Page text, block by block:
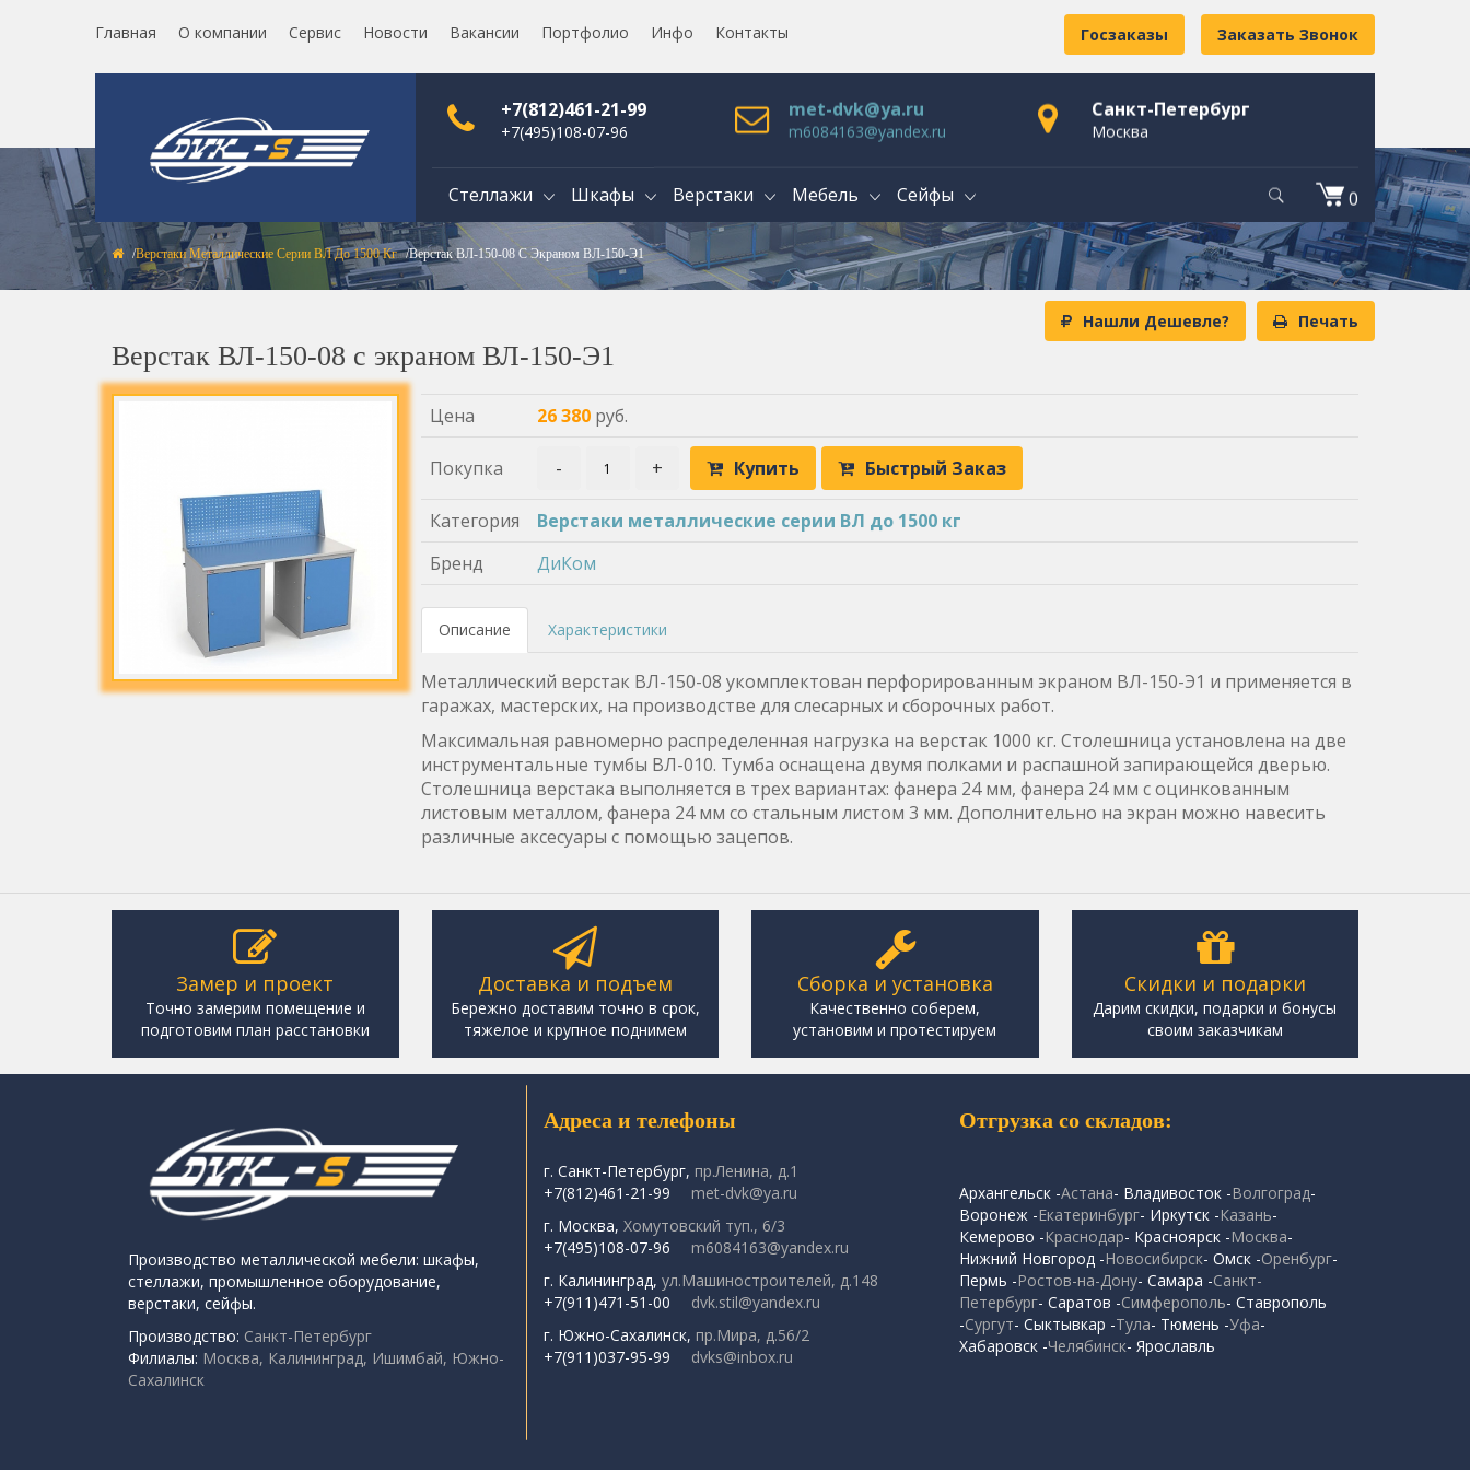
Главная О компании Сервис Новости Вакансии Портфолио Инфо Контакты Заказать Звонок
Госзаказы
+7(812)461-21-99
+7(495)108-07-96
met-dvk@ya.ru
m6084163@yandex.ru
Санкт-Петербург
Москва
Стеллажи Шкафы Верстаки Мебель Сейфы 0
Верстаки Металлические Серии ВЛ До 1500 Кг Верстак ВЛ-150-08 С Экраном ВЛ-150-Э1
Печать
Нашли Дешевле?
Верстак ВЛ-150-08 с экраном ВЛ-150-Э1
Цена 26 380руб.
Покупка - + Купить Быстрый Заказ
Категория
Верстаки металлические серии ВЛ до 1500 кг
Бренд
ДиКом
Описание Характеристики
Металлический верстак ВЛ-150-08 укомплектован перфорированным экраном ВЛ-150-Э1 и применяется в
гаражах, мастерских, на производстве для слесарных и сборочных работ.
Максимальная равномерно распределенная нагрузка на верстак 1000 кг. Столешница установлена на две
инструментальные тумбы ВЛ-010. Тумба оснащена двумя полками и распашной запирающейся дверью.
Столешница верстака выполняется в трех вариантах: фанера 24 мм, фанера 24 мм с оцинкованным
листовым металлом, фанера 24 мм со стальным листом 3 мм. Дополнительно на экран можно навесить
различные аксесуары с помощью зацепов.
Замер и проект
Точно замерим помещение и
подготовим план расстановки
Доставка и подъем
Бережно доставим точно в срок,
тяжелое и крупное поднимем
Сборка и установка
Качественно соберем,
установим и протестируем
Скидки и подарки
Дарим скидки, подарки и бонусы
своим заказчикам
Производство металлической мебели: шкафы,
стеллажи, промышленное оборудование,
верстаки, сейфы.
Производство: Санкт-Петербург
Филиалы: Москва, Калининград, Ишимбай, Южно-
Сахалинск
Адреса и телефоны
г. Санкт-Петербург, пр.Ленина, д.1
+7(812)461-21-99
met-dvk@ya.ru
г. Москва, Хомутовский туп., 6/3
+7(495)108-07-96
m6084163@yandex.ru
г. Калининград, ул.Машиностроителей, д.148
+7(911)471-51-00
dvk.stil@yandex.ru
г. Южно-Сахалинск, пр.Мира, д.56/2
+7(911)037-95-99
dvks@inbox.ru
Отгрузка со складов:
Архангельск -Астана- Владивосток -Волгоград-
Воронеж -Екатеринбург- Иркутск -Казань-
Кемерово -Краснодар- Красноярск -Москва-
Нижний Новгород -Новосибирск- Омск -Оренбург-
Пермь -Ростов-на-Дону- Самара -Санкт-
Петербург- Саратов -Симферополь- Ставрополь
-Сургут- Сыктывкар -Тула- Тюмень -Уфа-
Хабаровск -Челябинск- Ярославль